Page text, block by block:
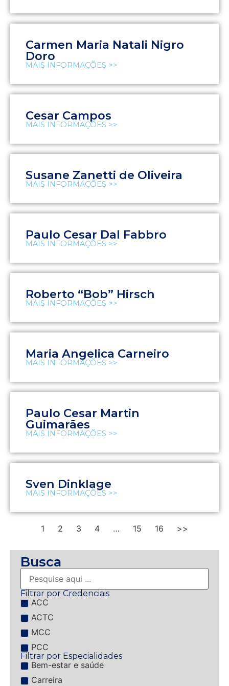
Carmen Maria Natali Nigro
Doro
MAIS INFORMAÇÕES >>
Cesar Campos
MAIS INFORMAÇÕES >>
Susane Zanetti de Oliveira
MAIS INFORMAÇÕES >>
Paulo Cesar Dal Fabbro
MAIS INFORMAÇÕES >>
Roberto “Bob” Hirsch
MAIS INFORMAÇÕES >>
Maria Angelica Carneiro
MAIS INFORMAÇÕES >>
Paulo Cesar Martin
Guimarães
MAIS INFORMAÇÕES >>
Sven Dinklage
MAIS INFORMAÇÕES >>
1 2 3 4 … 15 16 >>
Busca
Filtrar por Credenciais
ACC
ACTC
MCC
PCC
Filtrar por Especialidades
Bem-estar e saúde
Carreira